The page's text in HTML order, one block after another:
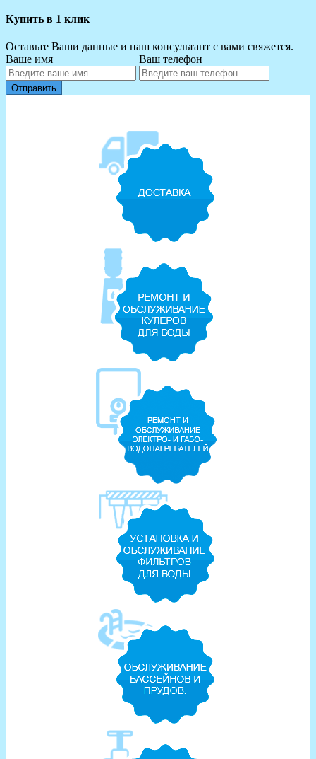
Купить в 1 клик
Оставьте Ваши данные и наш консультант с вами свяжется.
Ваше имя
Ваш телефон
Отправить